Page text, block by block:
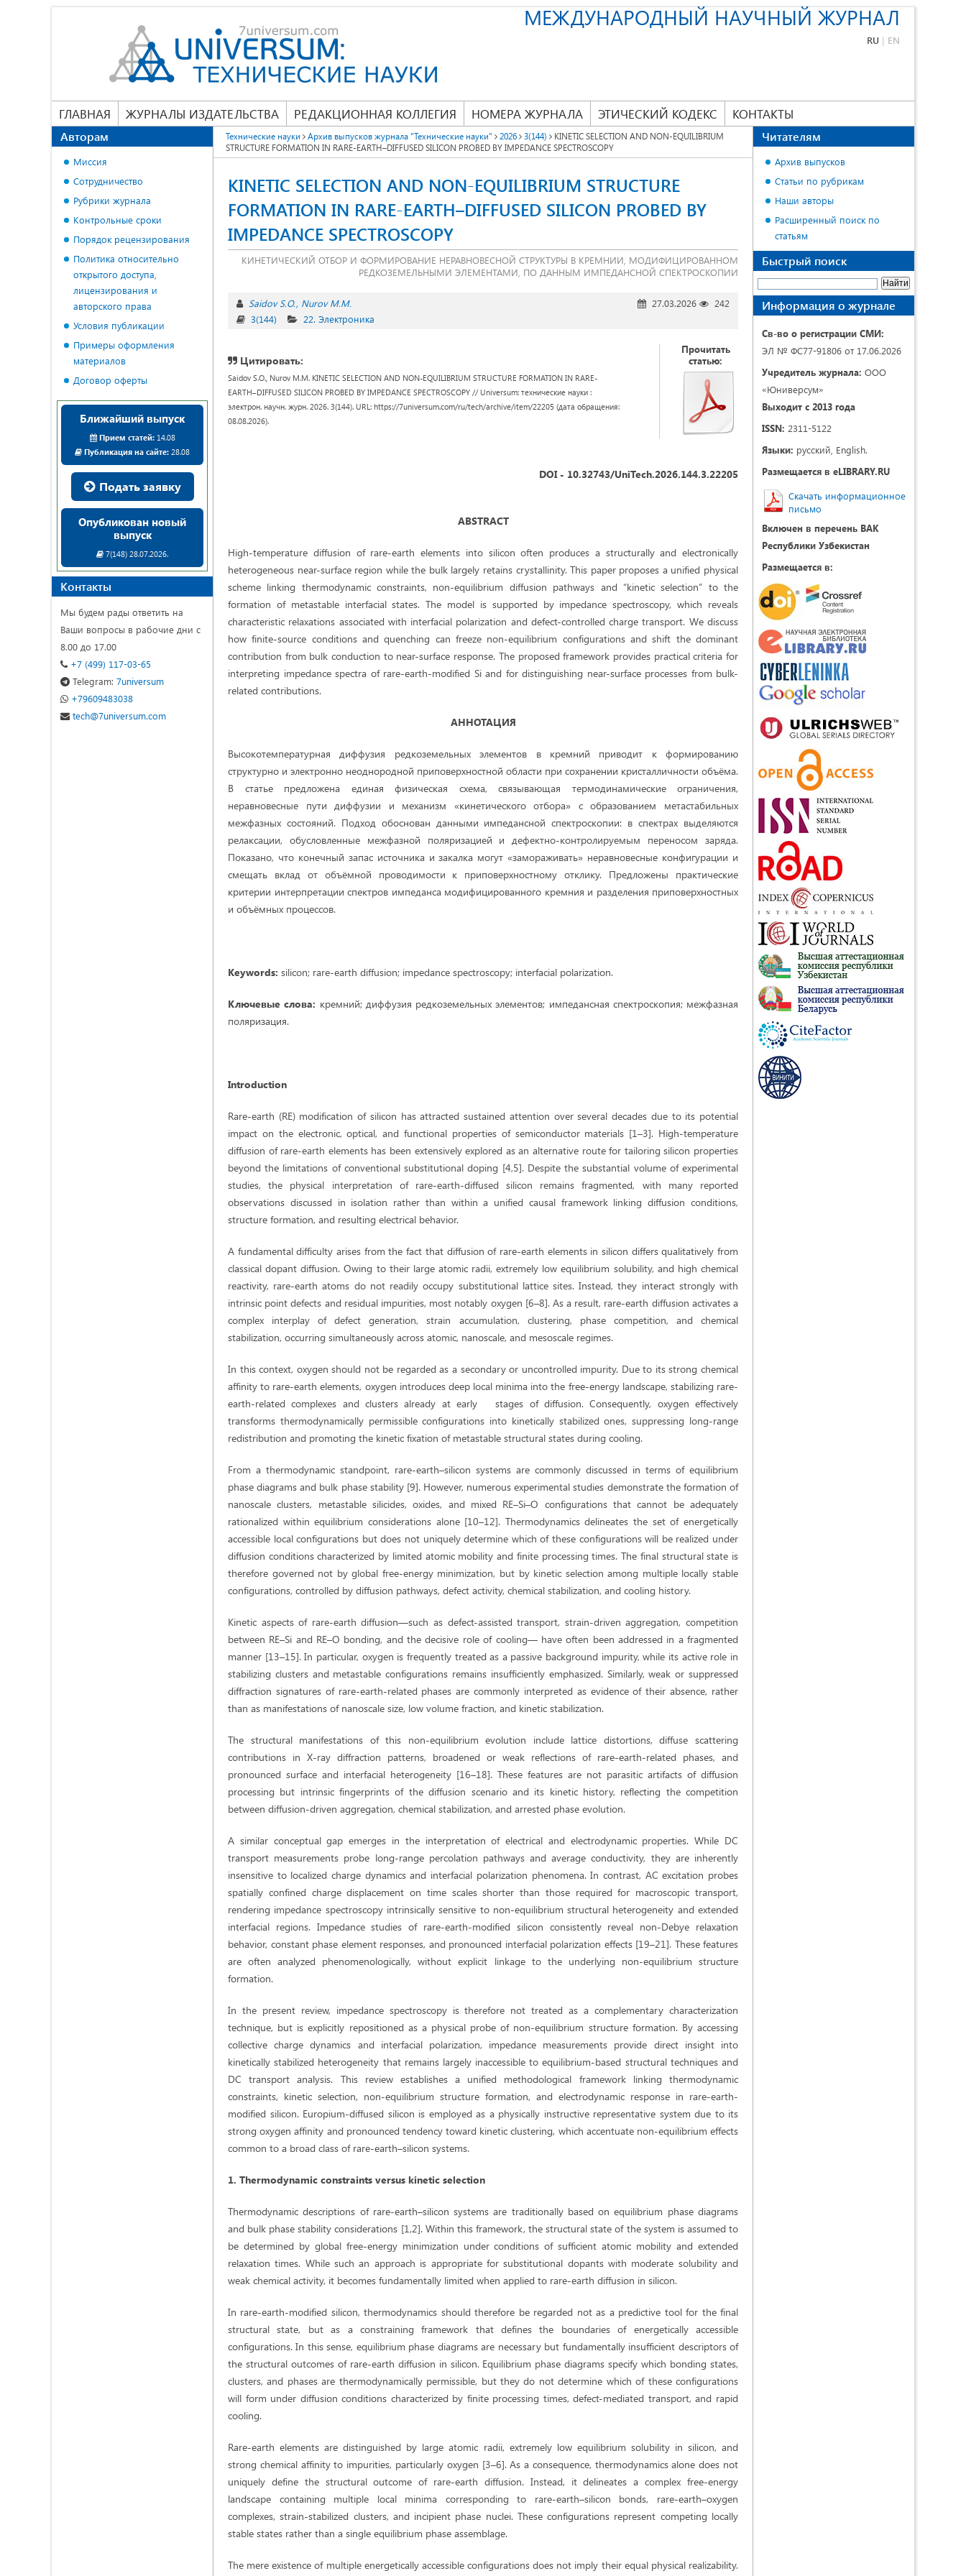
МЕЖДУНАРОДНЫЙ НАУЧНЫЙ ЖУРНАЛ
RU | EN
ГЛАВНАЯ ЖУРНАЛЫ ИЗДАТЕЛЬСТВА РЕДАКЦИОННАЯ КОЛЛЕГИЯ НОМЕРА ЖУРНАЛА ЭТИЧЕСКИЙ КОДЕКС КОНТАКТЫ
Технические науки Архив выпусков журнала "Технические науки" 2026 3(144)
KINETIC SELECTION AND NON-EQUILIBRIUM
STRUCTURE FORMATION IN RARE-EARTH–DIFFUSED SILICON PROBED BY IMPEDANCE SPECTROSCOPY
KINETIC SELECTION AND NON-EQUILIBRIUM STRUCTURE
FORMATION IN RARE-EARTH–DIFFUSED SILICON PROBED BY
IMPEDANCE SPECTROSCOPY
КИНЕТИЧЕСКИЙ ОТБОР И ФОРМИРОВАНИЕ НЕРАВНОВЕСНОЙ СТРУКТУРЫ В КРЕМНИИ, МОДИФИЦИРОВАННОМ
РЕДКОЗЕМЕЛЬНЫМИ ЭЛЕМЕНТАМИ, ПО ДАННЫМ ИМПЕДАНСНОЙ СПЕКТРОСКОПИИ
Saidov S.O. Nurov M.M. 27.03.2026
242
3(144)
22. Электроника
Цитировать:
Saidov S.O., Nurov M.M. KINETIC SELECTION AND NON-EQUILIBRIUM STRUCTURE FORMATION IN RARE-
EARTH–DIFFUSED SILICON PROBED BY IMPEDANCE SPECTROSCOPY // Universum: технические науки :
электрон. научн. журн. 2026. 3(144). URL: https://7universum.com/ru/tech/archive/item/22205 (дата обращения:
08.08.2026).
Прочитать
статью:
DOI - 10.32743/UniTech.2026.144.3.22205
ABSTRACT
High-temperature diffusion of rare-earth elements into silicon often produces a structurally and electronically
heterogeneous near-surface region while the bulk largely retains crystallinity. This paper proposes a unified physical
scheme linking thermodynamic constraints, non-equilibrium diffusion pathways and “kinetic selection” to the
formation of metastable interfacial states. The model is supported by impedance spectroscopy, which reveals
characteristic relaxations associated with interfacial polarization and defect-controlled charge transport. We discuss
how finite-source conditions and quenching can freeze non-equilibrium configurations and shift the dominant
contribution from bulk conduction to near-surface response. The proposed framework provides practical criteria for
interpreting impedance spectra of rare-earth-modified Si and for distinguishing near-surface processes from bulk-
related contributions.
АННОТАЦИЯ
Высокотемпературная диффузия редкоземельных элементов в кремний приводит к формированию
структурно и электронно неоднородной приповерхностной области при сохранении кристалличности объёма.
В статье предложена единая физическая схема, связывающая термодинамические ограничения,
неравновесные пути диффузии и механизм «кинетического отбора» с образованием метастабильных
межфазных состояний. Подход обоснован данными импедансной спектроскопии: в спектрах выделяются
релаксации, обусловленные межфазной поляризацией и дефектно-контролируемым переносом заряда.
Показано, что конечный запас источника и закалка могут «замораживать» неравновесные конфигурации и
смещать вклад от объёмной проводимости к приповерхностному отклику. Предложены практические
критерии интерпретации спектров импеданса модифицированного кремния и разделения приповерхностных
и объёмных процессов.
Keywords: silicon; rare-earth diffusion; impedance spectroscopy; interfacial polarization.
Ключевые слова: кремний; диффузия редкоземельных элементов; импедансная спектроскопия; межфазная
поляризация.
Introduction
Rare-earth (RE) modification of silicon has attracted sustained attention over several decades due to its potential
impact on the electronic, optical, and functional properties of semiconductor materials [1–3]. High-temperature
diffusion of rare-earth elements has been extensively explored as an alternative route for tailoring silicon properties
beyond the limitations of conventional substitutional doping [4,5]. Despite the substantial volume of experimental
studies, the physical interpretation of rare-earth-diffused silicon remains fragmented, with many reported
observations discussed in isolation rather than within a unified causal framework linking diffusion conditions,
structure formation, and resulting electrical behavior.
A fundamental difficulty arises from the fact that diffusion of rare-earth elements in silicon differs qualitatively from
classical dopant diffusion. Owing to their large atomic radii, extremely low equilibrium solubility, and high chemical
reactivity, rare-earth atoms do not readily occupy substitutional lattice sites. Instead, they interact strongly with
intrinsic point defects and residual impurities, most notably oxygen [6–8]. As a result, rare-earth diffusion activates a
complex interplay of defect generation, strain accumulation, clustering, phase competition, and chemical
stabilization, occurring simultaneously across atomic, nanoscale, and mesoscale regimes.
In this context, oxygen should not be regarded as a secondary or uncontrolled impurity. Due to its strong chemical
affinity to rare-earth elements, oxygen introduces deep local minima into the free-energy landscape, stabilizing rare-
earth-related complexes and clusters already at early stages of diffusion. Consequently, oxygen effectively
transforms thermodynamically permissible configurations into kinetically stabilized ones, suppressing long-range
redistribution and promoting the kinetic fixation of metastable structural states during cooling.
From a thermodynamic standpoint, rare-earth–silicon systems are commonly discussed in terms of equilibrium
phase diagrams and bulk phase stability [9]. However, numerous experimental studies demonstrate the formation of
nanoscale clusters, metastable silicides, oxides, and mixed RE–Si–O configurations that cannot be adequately
rationalized within equilibrium considerations alone [10–12]. Thermodynamics delineates the set of energetically
accessible local configurations but does not uniquely determine which of these configurations will be realized under
diffusion conditions characterized by limited atomic mobility and finite processing times. The final structural state is
therefore governed not by global free-energy minimization, but by kinetic selection among multiple locally stable
configurations, controlled by diffusion pathways, defect activity, chemical stabilization, and cooling history.
Kinetic aspects of rare-earth diffusion—such as defect-assisted transport, strain-driven aggregation, competition
between RE–Si and RE–O bonding, and the decisive role of cooling— have often been addressed in a fragmented
manner [13–15]. In particular, oxygen is frequently treated as a passive background impurity, while its active role in
stabilizing clusters and metastable configurations remains insufficiently emphasized. Similarly, weak or suppressed
diffraction signatures of rare-earth-related phases are commonly interpreted as evidence of their absence, rather
than as manifestations of nanoscale size, low volume fraction, and kinetic stabilization.
The structural manifestations of this non-equilibrium evolution include lattice distortions, diffuse scattering
contributions in X-ray diffraction patterns, broadened or weak reflections of rare-earth-related phases, and
pronounced surface and interfacial heterogeneity [16–18]. These features are not parasitic artifacts of diffusion
processing but intrinsic fingerprints of the diffusion scenario and its kinetic history, reflecting the competition
between diffusion-driven aggregation, chemical stabilization, and arrested phase evolution.
A similar conceptual gap emerges in the interpretation of electrical and electrodynamic properties. While DC
transport measurements probe long-range percolation pathways and average conductivity, they are inherently
insensitive to localized charge dynamics and interfacial polarization phenomena. In contrast, AC excitation probes
spatially confined charge displacement on time scales shorter than those required for macroscopic transport,
rendering impedance spectroscopy intrinsically sensitive to non-equilibrium structural heterogeneity and extended
interfacial regions. Impedance studies of rare-earth-modified silicon consistently reveal non-Debye relaxation
behavior, constant phase element responses, and pronounced interfacial polarization effects [19–21]. These features
are often analyzed phenomenologically, without explicit linkage to the underlying non-equilibrium structure
formation.
In the present review, impedance spectroscopy is therefore not treated as a complementary characterization
technique, but is explicitly repositioned as a physical probe of non-equilibrium structure formation. By accessing
collective charge dynamics and interfacial polarization, impedance measurements provide direct insight into
kinetically stabilized heterogeneity that remains largely inaccessible to equilibrium-based structural techniques and
DC transport analysis. This review establishes a unified methodological framework linking thermodynamic
constraints, kinetic selection, non-equilibrium structure formation, and electrodynamic response in rare-earth-
modified silicon. Europium-diffused silicon is employed as a physically instructive representative system due to its
strong oxygen affinity and pronounced tendency toward kinetic clustering, which accentuate non-equilibrium effects
common to a broad class of rare-earth–silicon systems.
1. Thermodynamic constraints versus kinetic selection
Thermodynamic descriptions of rare-earth–silicon systems are traditionally based on equilibrium phase diagrams
and bulk phase stability considerations [1,2]. Within this framework, the structural state of the system is assumed to
be determined by global free-energy minimization under conditions of sufficient atomic mobility and extended
relaxation times. While such an approach is appropriate for substitutional dopants with moderate solubility and
weak chemical activity, it becomes fundamentally limited when applied to rare-earth diffusion in silicon.
In rare-earth-modified silicon, thermodynamics should therefore be regarded not as a predictive tool for the final
structural state, but as a constraining framework that defines the boundaries of energetically accessible
configurations. In this sense, equilibrium phase diagrams are necessary but fundamentally insufficient descriptors of
the structural outcomes of rare-earth diffusion in silicon. Equilibrium phase diagrams specify which bonding states,
clusters, and phases are thermodynamically permissible, but they do not determine which of these configurations
will form under diffusion conditions characterized by finite processing times, defect-mediated transport, and rapid
cooling.
Rare-earth elements are distinguished by large atomic radii, extremely low equilibrium solubility in silicon, and
strong chemical affinity to impurities, particularly oxygen [3–6]. As a consequence, thermodynamics alone does not
uniquely define the structural outcome of rare-earth diffusion. Instead, it delineates a complex free-energy
landscape containing multiple local minima corresponding to rare-earth–silicon bonds, rare-earth–oxygen
complexes, strain-stabilized clusters, and incipient phase nuclei. These configurations represent competing locally
stable states rather than a single equilibrium phase assemblage.
The mere existence of multiple energetically accessible configurations does not imply their equal physical realizability.
Авторам
Миссия
Сотрудничество
Рубрики журнала
Контрольные сроки
Порядок рецензирования
Политика относительно
открытого доступа,
лицензирования и
авторского права
Условия публикации
Примеры оформления
материалов
Договор оферты
Ближайший выпуск
Прием статей:14.08
Публикация на сайте: 28.08
Подать заявку
Опубликован новый
выпуск
7(148) 28.07.2026.
Контакты
Мы будем рады ответить на
Ваши вопросы в рабочие дни с
8.00 до 17.00
+7 (499) 117-03-65
Telegram: 7universum
+79609483038
tech@7universum.com
Читателям
Архив выпусков
Статьи по рубрикам
Наши авторы
Расширенный поиск по
статьям
Быстрый поиск
Информация о журнале
Св-во о регистрации СМИ:
ЭЛ № ФС77-91806 от 17.06.2026
Учредитель журнала: ООО
«Юниверсум»
Выходит с 2013 года
ISSN: 2311-5122
Языки: русский, English.
Размещается в eLIBRARY.RU
Скачать информационное
письмо
Включен в перечень ВАК
Республики Узбекистан
Размещается в: